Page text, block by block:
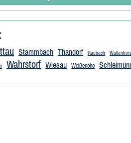
Stammbach Thandorf Raubach
Wahrstorf Wiesau Weißenohe